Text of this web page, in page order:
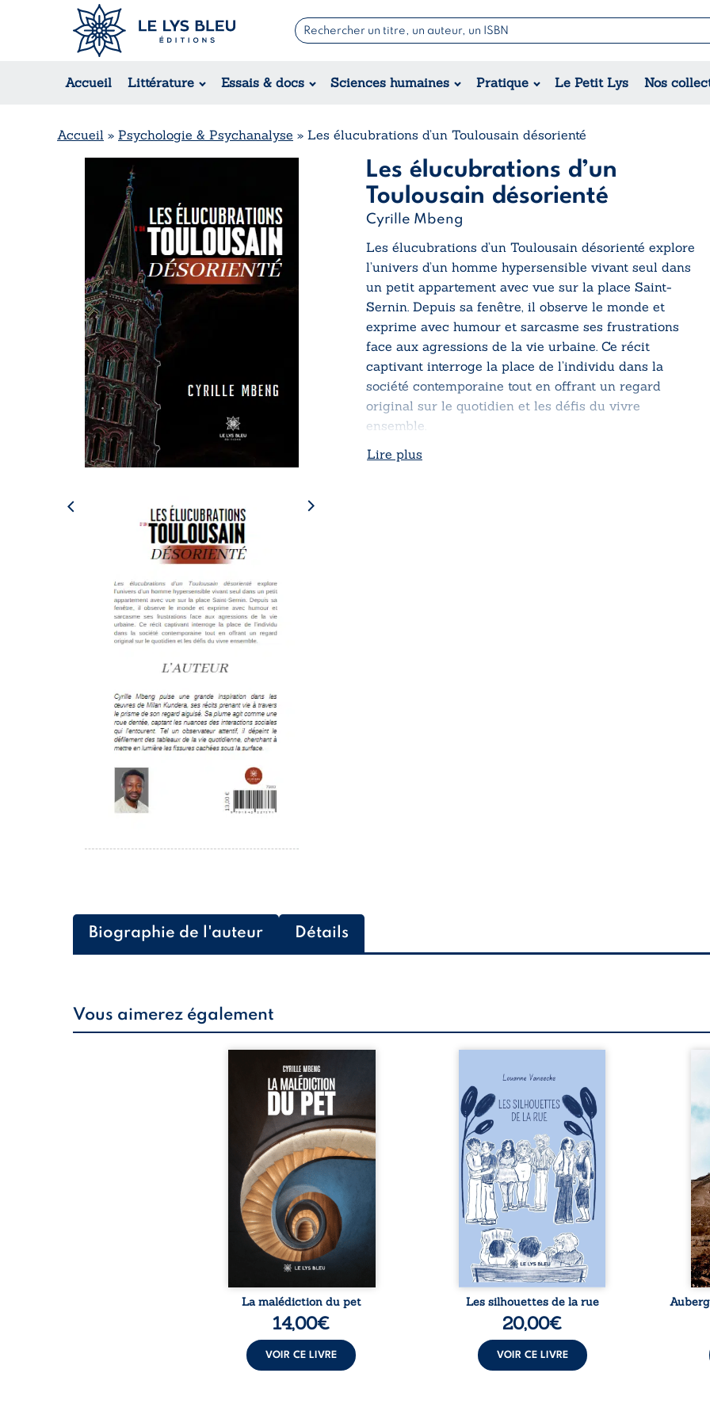
Accueil Littérature Essais & docs Sciences humaines Pratique Le Petit Lys Nos
Romans
Suspense / Thriller / Policier
Romance
Régional
Jeunesse
Théâtre
Accueil » Psychologie & Psychanalyse » Les élucubrations d’un Toulousain désorienté
Les élucubrations d’un
Toulousain désorienté
Cyrille Mbeng
Les élucubrations d’un Toulousain désorienté explore
l’univers d’un homme hypersensible vivant seul dans
un petit appartement avec vue sur la place Saint-
Sernin. Depuis sa fenêtre, il observe le monde et
exprime avec humour et sarcasme ses frustrations
face aux agressions de la vie urbaine. Ce récit
captivant interroge la place de l’individu dans la
société contemporaine tout en offrant un regard
original sur le quotidien et les défis du vivre
ensemble.
Lire plus
Biographie de l'auteur Détails
Vous aimerez également
Dans la ville imaginaire de
Makossa, un lieu où la réalité
se confond avec le surréalisme,
un homme débarque en quête
d’un Eden idéal. Cependant, ce
qu’il découvre est bien plus
sombre : un monde chaotique,
peuplé de corps difformes, de
bruits assourdissants et de
scènes grotesques, où la
violence et la folie s’emparent
de tout. Comme la danse et la
musique Makossa, ce monde ...
La malédiction du pet
14,00€
VOIR CE LIVRE
donne la parole à six
personnages ordinaires,
traversés par des pensées, des
émotions et des silences qui
pourraient appartenir à
chacun de nous. À travers
leurs parcours, ce roman invite
à porter un regard différent
sur celles et ceux qui nous
entourent, à deviner ce qui se
cache derrière les apparences
et à s’ouvrir au fourmillement
sensible de notre ...
Les silhouettes de la rue
20,00€
VOIR CE LIVRE
Zi
et
sa